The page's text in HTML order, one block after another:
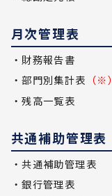
月次管理表
・財務報告書
・部門別集計表 （※）
・残高一覧表
共通補助管理表
・共通補助管理表
・銀行管理表